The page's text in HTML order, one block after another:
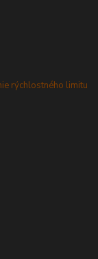
rýchlostného limitu